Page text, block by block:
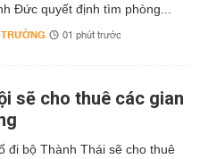
Đức quyết định tìm phòng...
01 phút trước
sẽ cho thuê các gian
đi bộ Thành Thái sẽ cho thuê